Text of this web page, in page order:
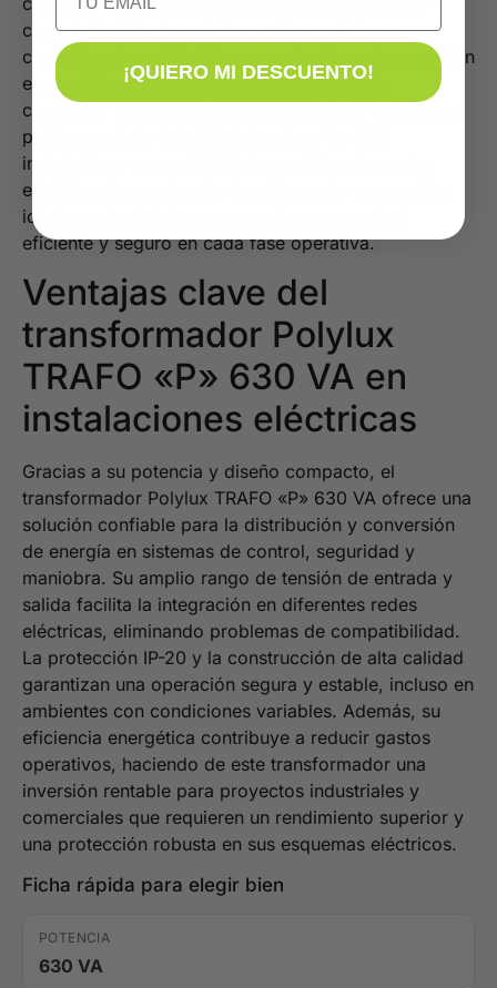
control, facilitando su integración en sistemas
complejos. La calidad de sus materiales y la precisión
en su aislamiento garantizan un rendimiento
constante, minimizando riesgos de fallas eléctricas y
prolongando la vida útil del equipo. Su fácil
instalación y compatibilidad con diferentes redes
eléctricas hacen de este transformador una opción
ideal para instalaciones que exigen un control
eficiente y seguro en cada fase operativa.
Ventajas clave del
transformador Polylux
TRAFO «P» 630 VA en
instalaciones eléctricas
Gracias a su potencia y diseño compacto, el
transformador Polylux TRAFO «P» 630 VA ofrece una
solución confiable para la distribución y conversión
de energía en sistemas de control, seguridad y
maniobra. Su amplio rango de tensión de entrada y
salida facilita la integración en diferentes redes
eléctricas, eliminando problemas de compatibilidad.
La protección IP-20 y la construcción de alta calidad
garantizan una operación segura y estable, incluso en
ambientes con condiciones variables. Además, su
eficiencia energética contribuye a reducir gastos
operativos, haciendo de este transformador una
inversión rentable para proyectos industriales y
comerciales que requieren un rendimiento superior y
una protección robusta en sus esquemas eléctricos.
Ficha rápida para elegir bien
POTENCIA
630 VA
¡QUIERO MI DESCUENTO!